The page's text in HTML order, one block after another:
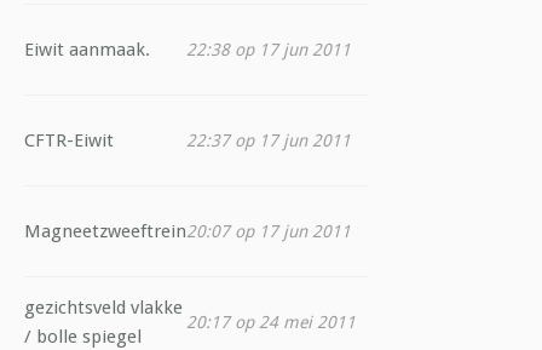
Eiwit aanmaak. 22:38 op 17 jun 2011
CFTR-Eiwit 22:37 op 17 jun 2011
Magneetzweeftrein20:07 op 17 jun 2011
gezichtsveld vlakke
/ bolle spiegel
20:17 op 24 mei 2011